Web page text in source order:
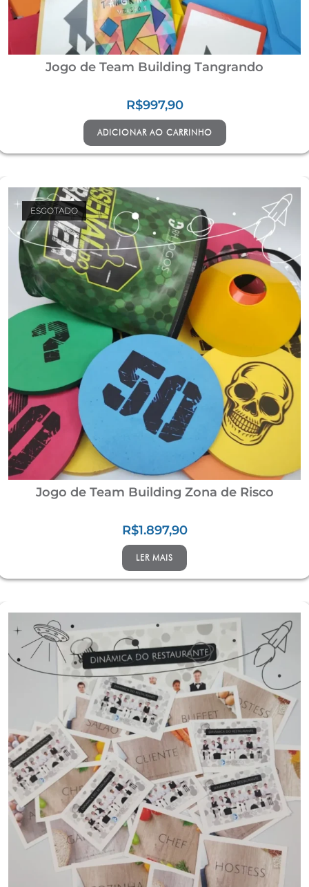
Jogo de Team Building Tangrando
R$997,90
ADICIONAR AO CARRINHO
ESGOTADO
Jogo de Team Building Zona de Risco
R$1.897,90
LER MAIS